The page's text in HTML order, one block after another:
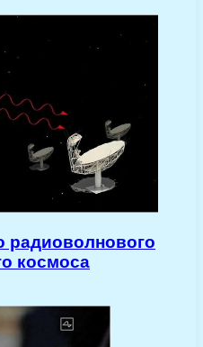
радиоволнового
космоса